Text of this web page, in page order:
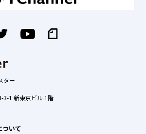
ター
3-1 新東京ビル 1階
ついて